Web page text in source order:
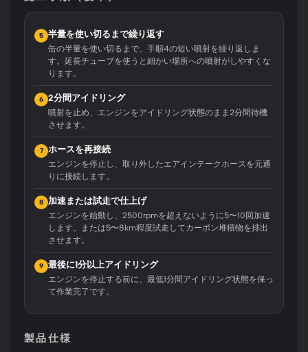
5 半量を使い切るまで繰り返す
缶の半量を使い切るまで、手順4の短い噴射を繰り返しま
す。延長チューブを使うと細かい場所への噴射がしやすくな
ります。
6 2分間アイドリング
噴射を止め、エンジンをアイドリング状態のまま2分間待機
させます。
7 ホースを再接続
エンジンを停止し、取り外したエアインテークホースを元通
りに接続します。
8 加速または試走で仕上げ
エンジンを始動し、2500rpmを超えないように5〜10回加速
します。または5〜8km程度試走してカーボン堆積物を排出
させます。
9 最後に1分以上アイドリング
エンジンを停止する前に、最低1分間アイドリング状態を保っ
て作業完了です。
製品仕様